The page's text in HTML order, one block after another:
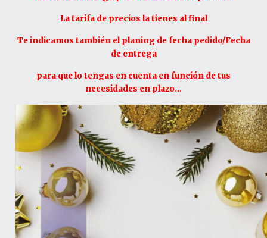
La tarifa de precios la tienes al final
Te indicamos también el planing de fecha pedido/Fecha
de entrega
para que lo tengas en cuenta en función de tus
necesidades en plazo...